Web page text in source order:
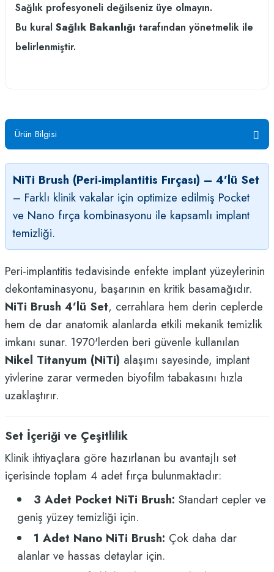
Sağlık profesyoneli değilseniz üye olmayın.
Bu kural Sağlık Bakanlığı tarafından yönetmelik ile
belirlenmiştir.
Ürün Bilgisi
NiTi Brush (Peri-implantitis Fırçası) – 4’lü Set
– Farklı klinik vakalar için optimize edilmiş Pocket
ve Nano fırça kombinasyonu ile kapsamlı implant
temizliği.
Peri-implantitis tedavisinde enfekte implant yüzeylerinin
dekontaminasyonu, başarının en kritik basamağıdır.
NiTi Brush 4’lü Set, cerrahlara hem derin ceplerde
hem de dar anatomik alanlarda etkili mekanik temizlik
imkanı sunar. 1970'lerden beri güvenle kullanılan
Nikel Titanyum (NiTi) alaşımı sayesinde, implant
yivlerine zarar vermeden biyofilm tabakasını hızla
uzaklaştırır.
Set İçeriği ve Çeşitlilik
Klinik ihtiyaçlara göre hazırlanan bu avantajlı set
içerisinde toplam 4 adet fırça bulunmaktadır:
3 Adet Pocket NiTi Brush: Standart cepler ve
geniş yüzey temizliği için.
1 Adet Nano NiTi Brush: Çok daha dar
alanlar ve hassas detaylar için.